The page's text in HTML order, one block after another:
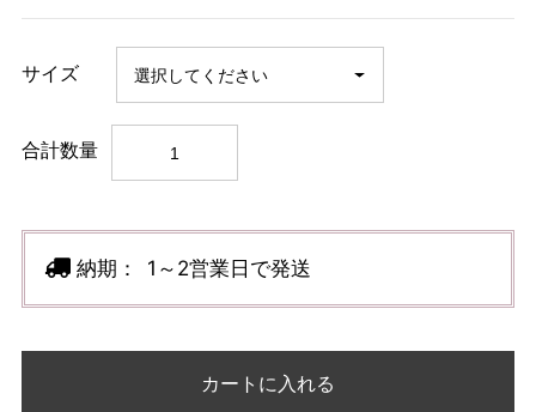
サイズ
合計数量
納期： 1～2営業日で発送
カートに入れる